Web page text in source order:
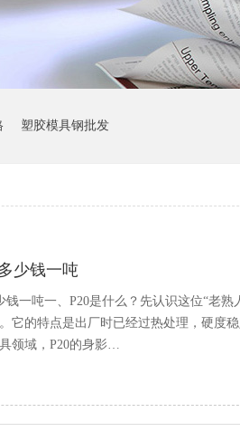
塑胶模具钢批发
少钱一吨
钱一吨一、P20是什么？先认识这位“老熟
它的特点是出厂时已经过热处理，硬度
领域，P20的身影…